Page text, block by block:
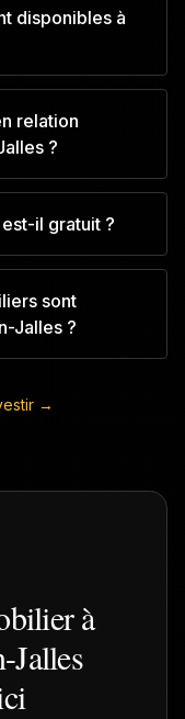
disponibles à
relation
?
il gratuit ?
sont
Jalles ?
→
à
Jalles